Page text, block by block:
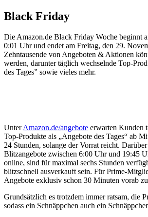
Black Friday
Die Amazon.de Black Friday Woche beginnt
0:01 Uhr und endet am Freitag, den 29.
Zehntausende von Angeboten & Aktionen
werden, darunter täglich wechselnde Top-
des Tages” sowie vieles mehr.
UnterAmazon.de/angebote erwarten Kunden
Top-Produkte als „Angebote des Tages“ ab
24 Stunden, solange der Vorrat reicht.
Blitzangebote zwischen 6:00 Uhr und 19:45
online, sind für maximal sechs Stunden
blitzschnell ausverkauft sein. Für Prime-
Angebote exklusiv schon 30 Minuten vorab
Grundsätzlich es trotzdem immer ratsam, die
sodass ein Schnäppchen auch ein